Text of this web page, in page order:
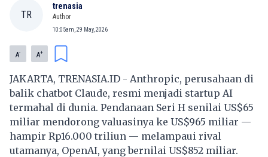
TR
trenasia
Author
10:05am, 29 May, 2026
A- A+
JAKARTA, TRENASIA.ID - Anthropic, perusahaan di
balik chatbot Claude, resmi menjadi startup AI
termahal di dunia. Pendanaan Seri H senilai US$65
miliar mendorong valuasinya ke US$965 miliar —
hampir Rp16.000 triliun — melampaui rival
utamanya, OpenAI, yang bernilai US$852 miliar.